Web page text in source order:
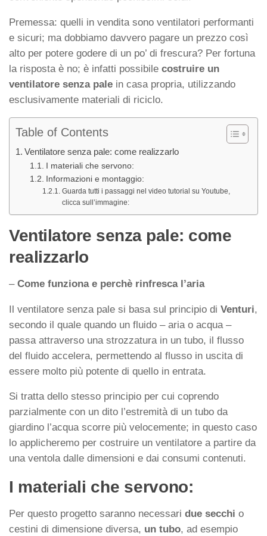
Premessa: quelli in vendita sono ventilatori performanti
e sicuri; ma dobbiamo davvero pagare un prezzo così
alto per potere godere di un po’ di frescura? Per fortuna
la risposta è no; è infatti possibile costruire un
ventilatore senza pale in casa propria, utilizzando
esclusivamente materiali di riciclo.
Table of Contents
Ventilatore senza pale: come realizzarlo
I materiali che servono:
Informazioni e montaggio:
Guarda tutti i passaggi nel video tutorial su Youtube,
clicca sull’immagine:
Ventilatore senza pale: come
realizzarlo
– Come funziona e perchè rinfresca l’aria
Il ventilatore senza pale si basa sul principio di Venturi,
secondo il quale quando un fluido – aria o acqua –
passa attraverso una strozzatura in un tubo, il flusso
del fluido accelera, permettendo al flusso in uscita di
essere molto più potente di quello in entrata.
Si tratta dello stesso principio per cui coprendo
parzialmente con un dito l’estremità di un tubo da
giardino l’acqua scorre più velocemente; in questo caso
lo applicheremo per costruire un ventilatore a partire da
una ventola dalle dimensioni e dai consumi contenuti.
I materiali che servono:
Per questo progetto saranno necessari due secchi o
cestini di dimensione diversa, un tubo, ad esempio